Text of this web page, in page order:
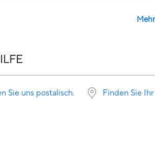
Sie uns postalisch. Finden Sie